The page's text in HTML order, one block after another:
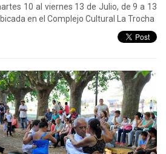
10 al viernes 13 de Julio, de 9 a 13
en el Complejo Cultural La Trocha